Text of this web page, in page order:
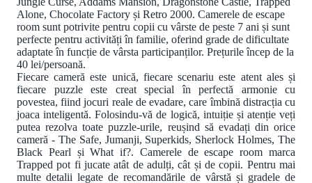
Alone, Chocolate Factory și Retro 2000. Camerele de escape
room sunt potrivite pentru copii cu vârste de peste 7 ani și sunt
perfecte pentru activități în familie, oferind grade de dificultate
adaptate în funcție de vârsta participanților. Prețurile încep de la
40 lei/persoană.
Fiecare cameră este unică, fiecare scenariu este atent ales și
fiecare puzzle este creat special în perfectă armonie cu
povestea, fiind jocuri reale de evadare, care îmbină distracția cu
joaca inteligentă. Folosindu-vă de logică, intuiție și atenție veți
putea rezolva toate puzzle-urile, reușind să evadați din orice
cameră - The Safe, Jumanji, Superkids, Sherlock Holmes, The
Black Pearl și What if?. Camerele de escape room marca
Trapped pot fi jucate atât de adulți, cât și de copii. Pentru mai
multe detalii legate de recomandările de vârstă și gradele de